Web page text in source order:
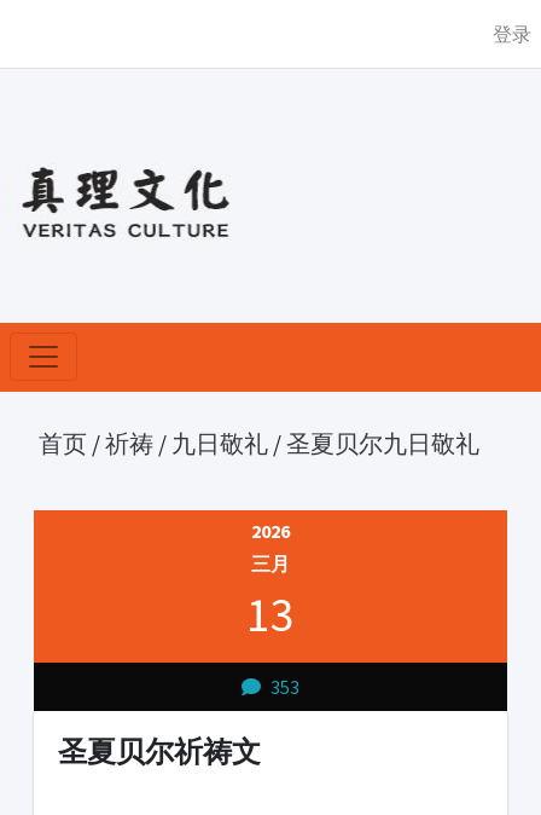
登录
首页 /祈祷 / 九日敬礼 /圣夏贝尔九日敬礼
2026
三月
13
353
圣夏贝尔祈祷文